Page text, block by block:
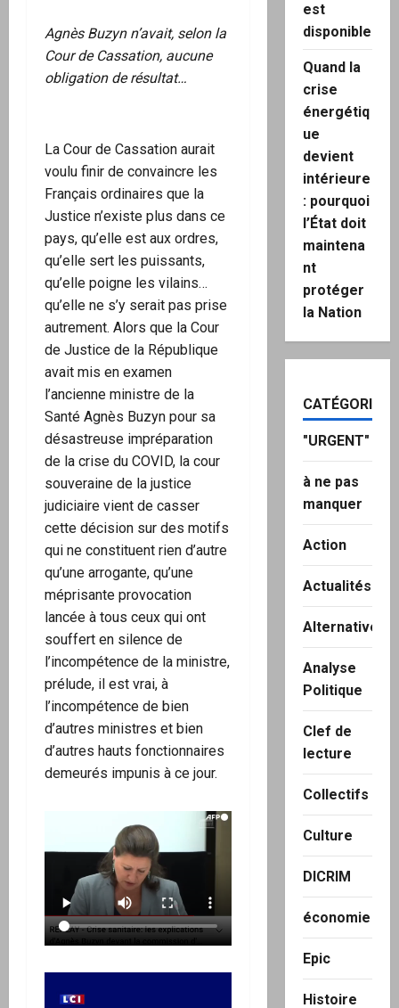
Agnès Buzyn n’avait, selon la
Cour de Cassation, aucune
obligation de résultat…
La Cour de Cassation aurait
voulu finir de convaincre les
Français ordinaires que la
Justice n’existe plus dans ce
pays, qu’elle est aux ordres,
qu’elle sert les puissants,
qu’elle poigne les vilains…
qu’elle ne s’y serait pas prise
autrement. Alors que la Cour
de Justice de la République
avait mis en examen
l’ancienne ministre de la
Santé Agnès Buzyn pour sa
désastreuse impréparation
de la crise du COVID, la cour
souveraine de la justice
judiciaire vient de casser
cette décision sur des motifs
qui ne constituent rien d’autre
qu’une arrogante, qu’une
méprisante provocation
lancée à tous ceux qui ont
souffert en silence de
l’incompétence de la ministre,
prélude, il est vrai, à
l’incompétence de bien
d’autres ministres et bien
d’autres hauts fonctionnaires
demeurés impunis à ce jour.
est
disponible
Quand la
crise
énergétiq
ue
devient
intérieure
: pourquoi
l’État doit
maintena
nt
protéger
la Nation
CATÉGORIES
"URGENT"
à ne pas
manquer
Action
Actualités
Alternatives
Analyse
Politique
Clef de
lecture
Collectifs
Culture
DICRIM
économie
Epic
Histoire